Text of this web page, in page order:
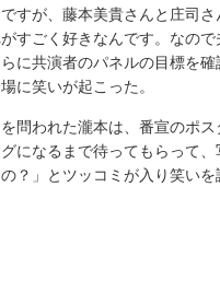
すが、藤本美貴さんと庄司さ
すごく好きなんです。なの
に共演者のパネルの目標を確
に笑いが起こった。
問われた瀧本は、番宣のポス
になるまで待ってもらって
？」とツッコミが入り笑いを